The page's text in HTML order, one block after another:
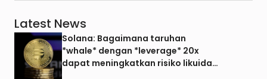
Latest News
Solana: Bagaimana taruhan
*whale* dengan *leverage* 20x
dapat meningkatkan risiko likuidasi